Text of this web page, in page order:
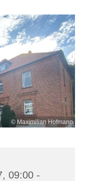
© Maximilian Hofmann
09:00 -